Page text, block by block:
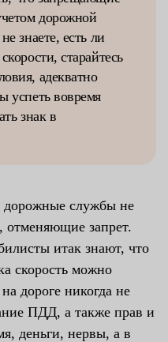
дорожной
знаете, есть ли
старайтесь
адекватно
успеть вовремя
знак в
дорожные службы не
отменяющие запрет.
итак знают, что
скорость можно
дороге никогда не
ПДД, а также прав и
деньги, нервы, а в